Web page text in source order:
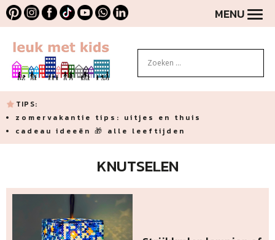
MENU
TIPS:
zomervakantie tips: uitjes en thuis
cadeau ideeën 🎁 alle leeftijden
KNUTSELEN